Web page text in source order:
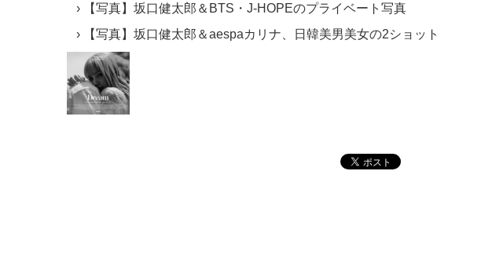
【写真】坂口健太郎＆BTS・J-HOPEのプライベート写真
【写真】坂口健太郎＆aespaカリナ、日韓美男美女の2ショット